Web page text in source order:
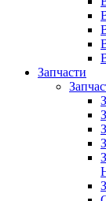
Запчасти